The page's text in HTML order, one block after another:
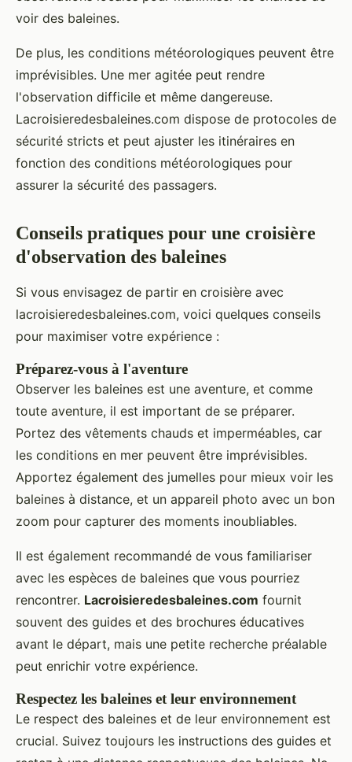
voir des baleines.
De plus, les conditions météorologiques peuvent être
imprévisibles. Une mer agitée peut rendre
l'observation difficile et même dangereuse.
Lacroisieredesbaleines.com dispose de protocoles de
sécurité stricts et peut ajuster les itinéraires en
fonction des conditions météorologiques pour
assurer la sécurité des passagers.
Conseils pratiques pour une croisière
d'observation des baleines
Si vous envisagez de partir en croisière avec
lacroisieredesbaleines.com, voici quelques conseils
pour maximiser votre expérience :
Préparez-vous à l'aventure
Observer les baleines est une aventure, et comme
toute aventure, il est important de se préparer.
Portez des vêtements chauds et imperméables, car
les conditions en mer peuvent être imprévisibles.
Apportez également des jumelles pour mieux voir les
baleines à distance, et un appareil photo avec un bon
zoom pour capturer des moments inoubliables.
Il est également recommandé de vous familiariser
avec les espèces de baleines que vous pourriez
rencontrer. Lacroisieredesbaleines.com fournit
souvent des guides et des brochures éducatives
avant le départ, mais une petite recherche préalable
peut enrichir votre expérience.
Respectez les baleines et leur environnement
Le respect des baleines et de leur environnement est
crucial. Suivez toujours les instructions des guides et